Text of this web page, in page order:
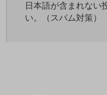
日本語が含まれない
い。（スパム対策）